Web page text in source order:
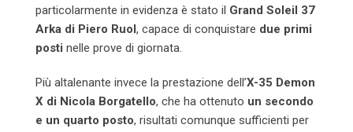
particolarmente in evidenza è stato il Grand Soleil 37
Arka di Piero Ruol , capace di conquistare due primi
posti nelle prove di giornata.
Più altalenante invece la prestazione dell’X-35 Demon
X di Nicola Borgatello, che ha ottenuto un secondo
e un quarto posto, risultati comunque sufficienti per